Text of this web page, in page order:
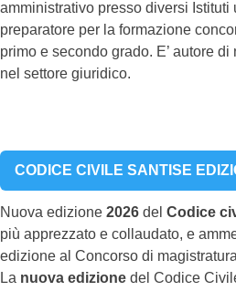
amministrativo presso diversi Istituti
preparatore per la formazione
primo e secondo grado. E’ autore
nel settore giuridico.
CODICE CIVILE SANTISE
Nuova edizione 2026 del Codice
più apprezzato e collaudato, e
edizione al Concorso di
La nuova edizione del Codice